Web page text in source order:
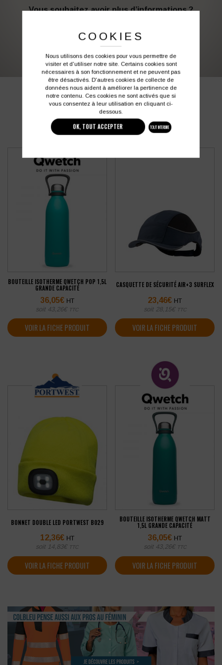
Vous souhaitez avoir plus d’informations ?
03 27 28 87 86 contact@colbleu.fr
PRODUITS SIMILAIRES
BOUTEILLE ISOTHERME QWETCH POP 1,5L
GRANDE CAPACITÉ
36,05€ HT
soit 43,26€ TTC
VOIR LA FICHE PRODUIT
CASQUETTE DE SÉCURITÉ AIR+3 SURFLEX
23,46€ HT
soit 28,15€ TTC
VOIR LA FICHE PRODUIT
BONNET DOUBLE LED PORTWEST B029
12,36€ HT
soit 14,83€ TTC
VOIR LA FICHE PRODUIT
BOUTEILLE ISOTHERME QWETCH MATT
1,5L GRANDE CAPACITÉ
36,05€ HT
soit 43,26€ TTC
VOIR LA FICHE PRODUIT
COOKIES
Nous utilisons des cookies pour vous permettre de
visiter et d'utiliser notre site. Certains cookies sont
nécessaires à son fonctionnement et ne peuvent pas
être désactivés. D'autres cookies de collecte de
données nous aident à améliorer la pertinence de
notre contenu. Ces cookies ne sont activés que si
vous consentez à leur utilisation en cliquant ci-
dessous.
OK, TOUT ACCEPTER TOUT INTERDIRE